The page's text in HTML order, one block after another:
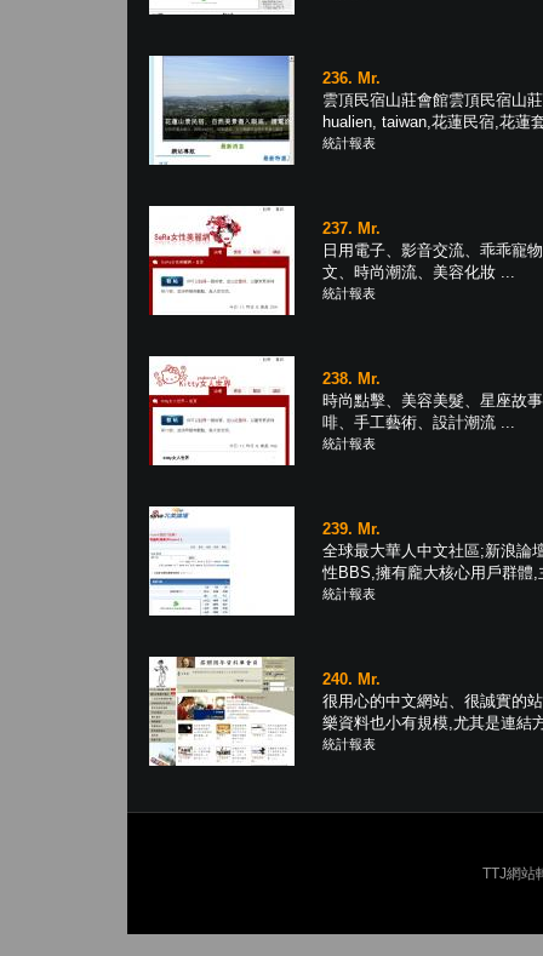
236. Mr.
雲頂民宿山莊會館雲頂民宿山
hualien, taiwan,花蓮民宿,花蓮
統計報表
237. Mr.
日用電子、影音交流、乖乖寵
文、時尚潮流、美容化妝 ...
統計報表
238. Mr.
時尚點擊、美容美髮、星座故
啡、手工藝術、設計潮流 ...
統計報表
239. Mr.
全球最大華人中文社區;新浪論
性BBS,擁有龐大核心用戶群體,
統計報表
240. Mr.
很用心的中文網站、很誠實的
樂資料也小有規模,尤其是連結
統計報表
TTJ網站